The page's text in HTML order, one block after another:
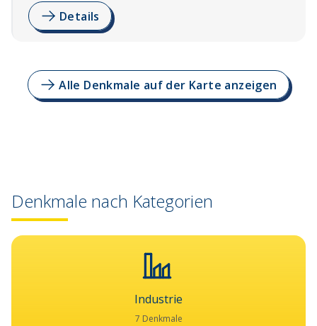
Details
Alle Denkmale auf der Karte anzeigen
Denkmale nach Kategorien
Industrie
7 Denkmale